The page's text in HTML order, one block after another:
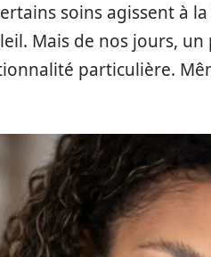
soins agissent à
Mais de nos jours,
particulière.